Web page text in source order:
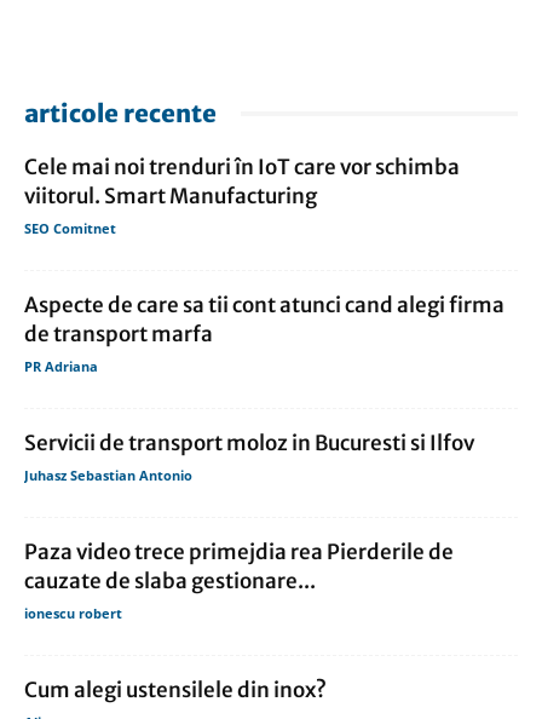
articole recente
Cele mai noi trenduri în IoT care vor schimba
viitorul. Smart Manufacturing
SEO Comitnet
Aspecte de care sa tii cont atunci cand alegi firma
de transport marfa
PR Adriana
Servicii de transport moloz in Bucuresti si Ilfov
Juhasz Sebastian Antonio
Paza video trece primejdia rea Pierderile de
cauzate de slaba gestionare...
ionescu robert
Cum alegi ustensilele din inox?